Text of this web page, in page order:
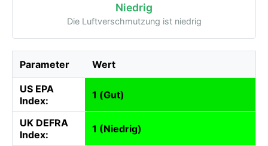
Niedrig
Die Luftverschmutzung ist niedrig
Parameter Wert
US EPA
Index:
1 (Gut)
UK DEFRA
Index:
1 (Niedrig)